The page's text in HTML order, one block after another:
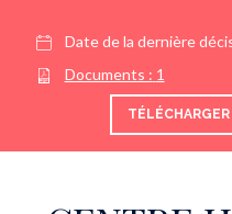
Date de la dernière
Documents : 1